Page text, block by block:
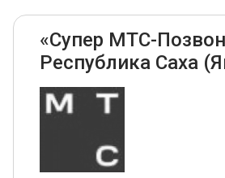
«Супер МТС-
Республика Саха